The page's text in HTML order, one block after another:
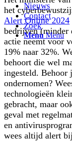
Nieuws
Contact
Zoek
Menu Menu
het
Alert Online 2024
bedrijven (minder
actie neemt voor
19% naar 32%.
behoort die wel
ingesteld. Behoor
ondernomen?
technologieën
gebracht, maar
geval met
en
wees altijd alert